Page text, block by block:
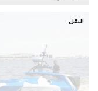
النقل